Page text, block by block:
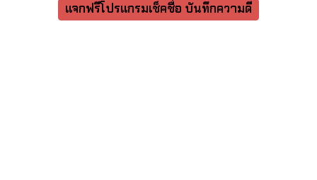
แจกฟรีโปรแกรมเช็คชื่อ บันทึกความดี